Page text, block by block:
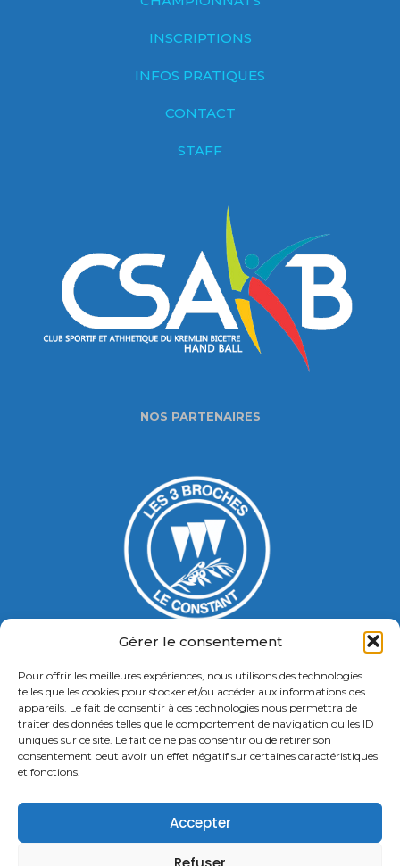
Gérer le consentement
Pour offrir les meilleures expériences, nous utilisons des technologies
telles que les cookies pour stocker et/ou accéder aux informations des
appareils. Le fait de consentir à ces technologies nous permettra de
traiter des données telles que le comportement de navigation ou les ID
uniques sur ce site. Le fait de ne pas consentir ou de retirer son
consentement peut avoir un effet négatif sur certaines caractéristiques
et fonctions.
Accepter
INSCRIPTIONS
INFOS PRATIQUES
CONTACT
STAFF
NOS PARTENAIRES
Gymnase Jacques Ducasse
5 Bd Chastenet de Géry
Contact : 01 46 58 49 88